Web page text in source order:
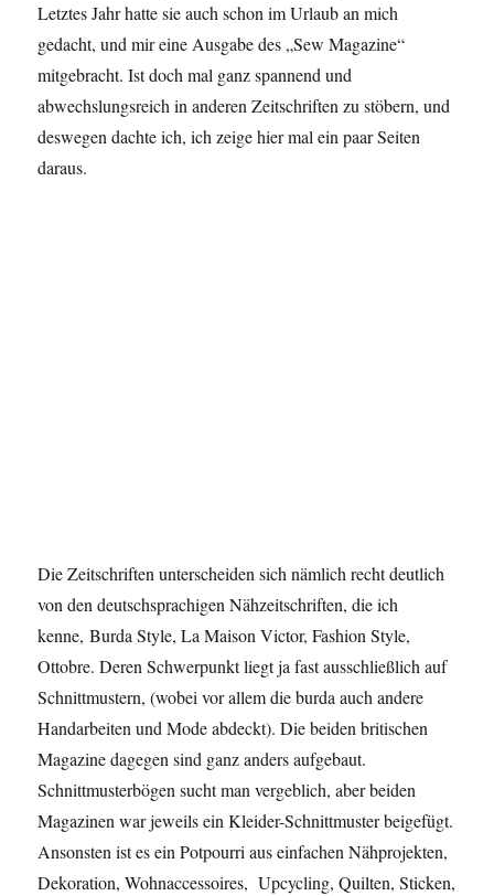
Letztes Jahr hatte sie auch schon im Urlaub an mich
gedacht, und mir eine Ausgabe des „Sew Magazine“
mitgebracht. Ist doch mal ganz spannend und
abwechslungsreich in anderen Zeitschriften zu stöbern, und
deswegen dachte ich, ich zeige hier mal ein paar Seiten
daraus.
Die Zeitschriften unterscheiden sich nämlich recht deutlich
von den deutschsprachigen Nähzeitschriften, die ich
kenne, Burda Style, La Maison Victor, Fashion Style,
Ottobre. Deren Schwerpunkt liegt ja fast ausschließlich auf
Schnittmustern, (wobei vor allem die burda auch andere
Handarbeiten und Mode abdeckt). Die beiden britischen
Magazine dagegen sind ganz anders aufgebaut.
Schnittmusterbögen sucht man vergeblich, aber beiden
Magazinen war jeweils ein Kleider-Schnittmuster beigefügt.
Ansonsten ist es ein Potpourri aus einfachen Nähprojekten,
Dekoration, Wohnaccessoires, Upcycling, Quilten, Sticken,